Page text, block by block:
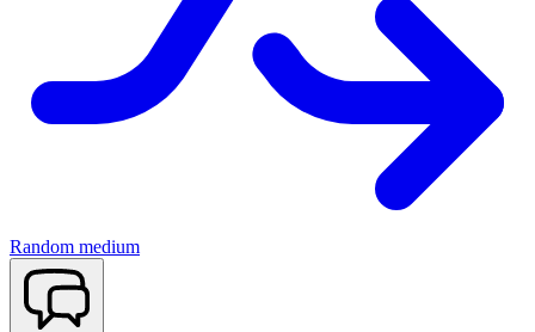
Random medium